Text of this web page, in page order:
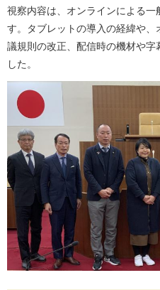
視察内容は、オンラインによる
す。タブレットの導入の経緯や
議規則の改正、配信時の機材や字
した。